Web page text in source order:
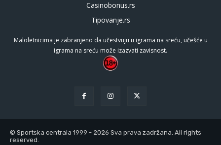
Casinobonus.rs
Tipovanje.rs
Maloletnicima je zabranjeno da učestvuju u igrama na sreću, učešće u
igrama na sreću može izazvati zavisnost.
© Sportska centrala 1999 - 2026 Sva prava zadržana. All rights
reserved.